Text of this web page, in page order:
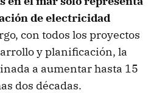
de electricidad
con todos los proyectos
y planificación, la
a aumentar hasta 15
dos décadas.